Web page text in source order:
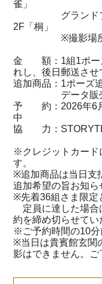
雀」
グランドプリ
2F「桐」
※撮影場所の指
金 額：1組1ポー
れし、後日郵送させ
追加商品：1ポーズ
データ販売
予 約：2026年6月
中
協 力：
※クレジットカード
す。
※追加商品は当日支
追加希望の旨お知ら
※先着36組さま限定
定員に達した場合
約を締め切らせてい
※ご予約時間の10分
※当日は貴賓館玄関
影はできません。ご